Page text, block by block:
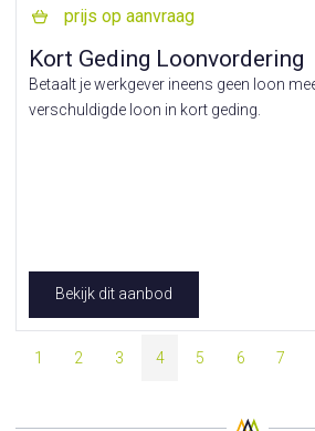
prijs op aanvraag
Kort Geding Loonvordering
Betaalt je werkgever ineens geen loon
verschuldigde loon in kort geding.
Bekijk dit aanbod
1 2 3 4 5 6 7